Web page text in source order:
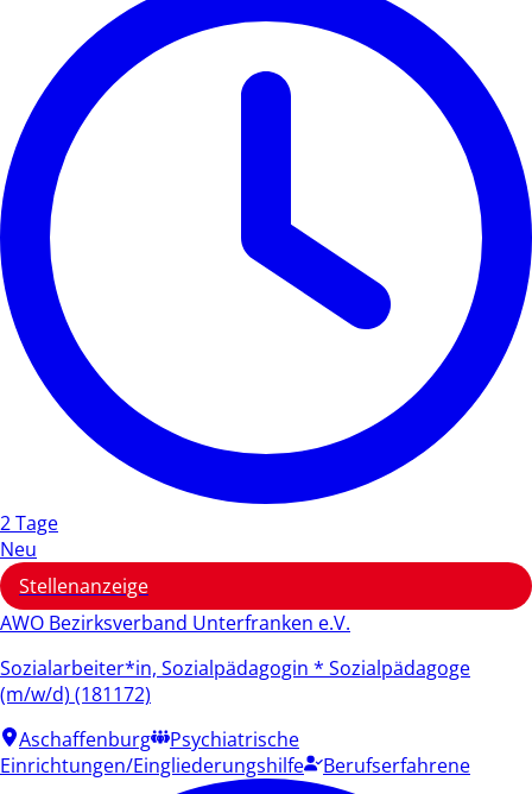
2 Tage
Neu
Stellenanzeige
AWO Bezirksverband Unterfranken e.V.
Sozialarbeiter*in, Sozialpädagogin * Sozialpädagoge
(m/w/d) (181172)
Aschaffenburg
Psychiatrische
Einrichtungen/Eingliederungshilfe
Berufserfahrene